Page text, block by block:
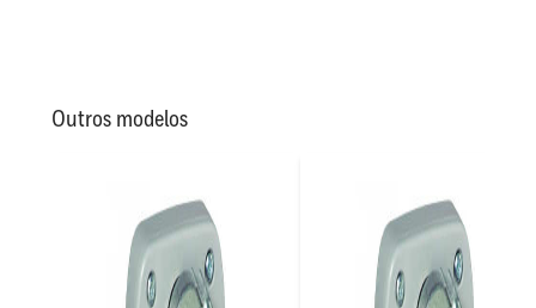
Outros modelos